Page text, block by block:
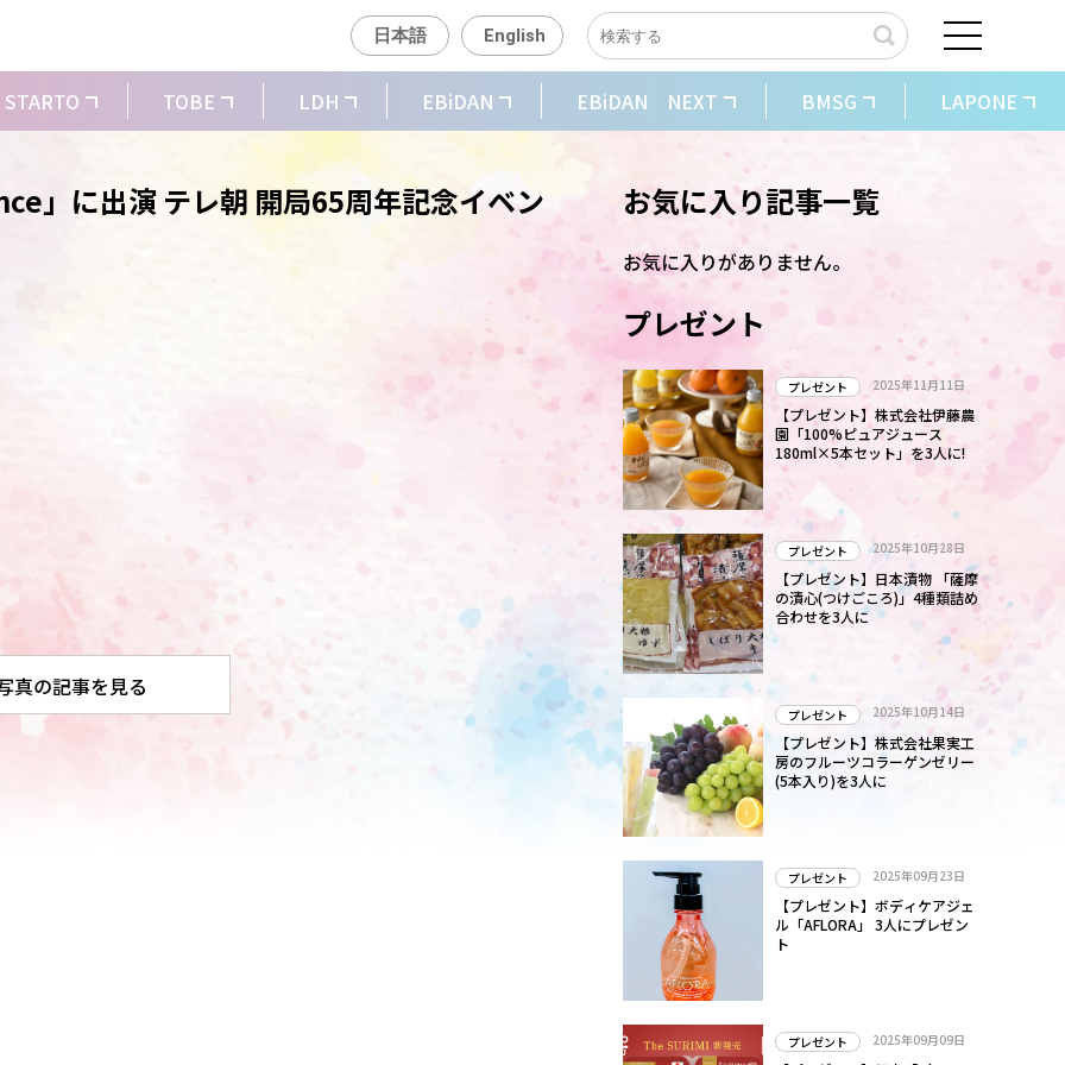
日本語 English
STARTO TOBE LDH EBiDAN EBiDAN NEXT BMSG LAPONE
」に出演 テレ朝 開局65周年記念イベン
真の記事を見る
お気に入り記事一覧
お気に入りがありません。
プレゼント
プレゼント 2025年11月11日
【プレゼント】株式会社伊藤農
園「100%ピュアジュース
180ml×5本セット」を3人に!
プレゼント 2025年10月28日
【プレゼント】日本漬物 「薩摩
の漬心(つけごころ)」4種類詰め
合わせを3人に
プレゼント 2025年10月14日
【プレゼント】株式会社果実工
房のフルーツコラーゲンゼリー
(5本入り)を3人に
プレゼント 2025年09月23日
【プレゼント】ボディケアジェ
ル「AFLORA」 3人にプレゼン
ト
プレゼント 2025年09月09日